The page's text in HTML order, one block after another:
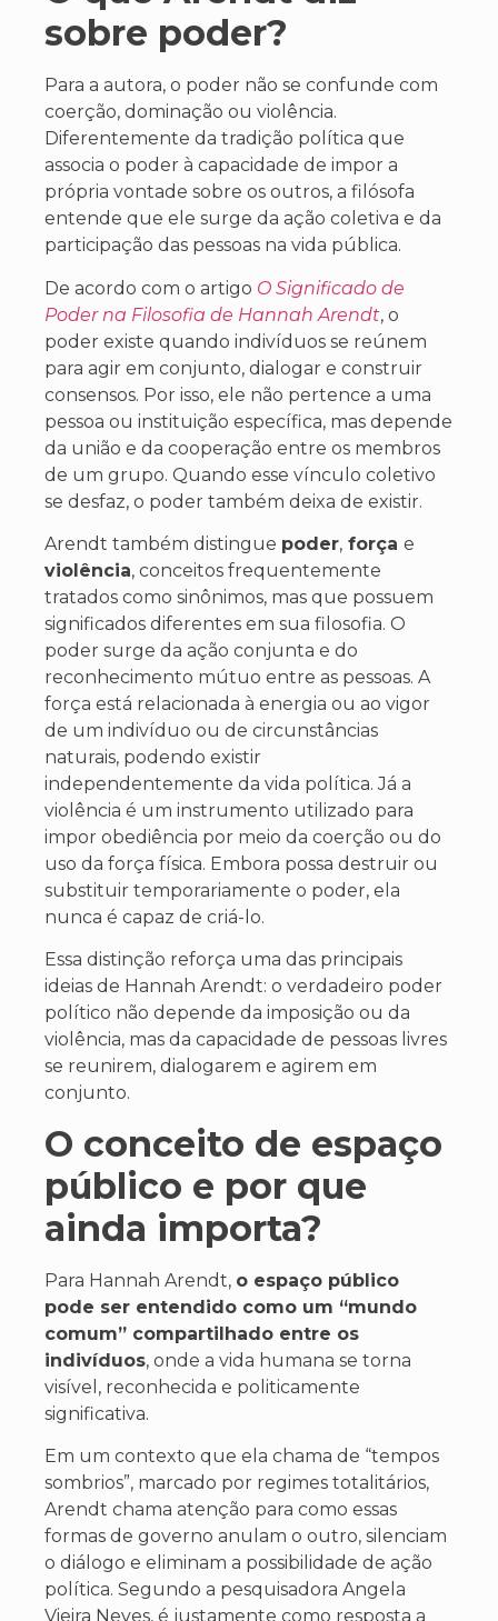
sobre poder?
Para a autora, o poder não se confunde com
coerção, dominação ou violência.
Diferentemente da tradição política que
associa o poder à capacidade de impor a
própria vontade sobre os outros, a filósofa
entende que ele surge da ação coletiva e da
participação das pessoas na vida pública.
De acordo com o artigo O Significado de
Poder na Filosofia de Hannah Arendt, o
poder existe quando indivíduos se reúnem
para agir em conjunto, dialogar e construir
consensos. Por isso, ele não pertence a uma
pessoa ou instituição específica, mas depende
da união e da cooperação entre os membros
de um grupo. Quando esse vínculo coletivo
se desfaz, o poder também deixa de existir.
Arendt também distingue poder, força e
violência, conceitos frequentemente
tratados como sinônimos, mas que possuem
significados diferentes em sua filosofia. O
poder surge da ação conjunta e do
reconhecimento mútuo entre as pessoas. A
força está relacionada à energia ou ao vigor
de um indivíduo ou de circunstâncias
naturais, podendo existir
independentemente da vida política. Já a
violência é um instrumento utilizado para
impor obediência por meio da coerção ou do
uso da força física. Embora possa destruir ou
substituir temporariamente o poder, ela
nunca é capaz de criá-lo.
Essa distinção reforça uma das principais
ideias de Hannah Arendt: o verdadeiro poder
político não depende da imposição ou da
violência, mas da capacidade de pessoas livres
se reunirem, dialogarem e agirem em
conjunto.
O conceito de espaço
público e por que
ainda importa?
Para Hannah Arendt, o espaço público
pode ser entendido como um “mundo
comum” compartilhado entre os
indivíduos, onde a vida humana se torna
visível, reconhecida e politicamente
significativa.
Em um contexto que ela chama de “tempos
sombrios”, marcado por regimes totalitários,
Arendt chama atenção para como essas
formas de governo anulam o outro, silenciam
o diálogo e eliminam a possibilidade de ação
política. Segundo a pesquisadora Angela
Vieira Neves, é justamente como resposta a